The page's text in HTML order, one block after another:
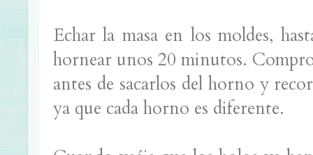
Echar la masa en los moldes,
hornear unos 20 minutos.
antes de sacarlos del horno y
ya que cada horno es diferente.